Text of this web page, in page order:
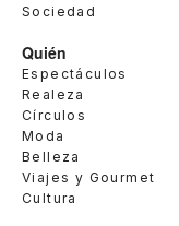
Sociedad
Quién
Espectáculos
Realeza
Círculos
Moda
Belleza
Viajes y Gourmet
Cultura